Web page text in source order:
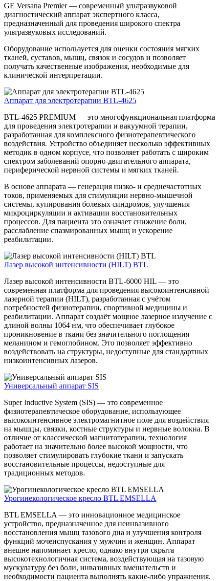
GE Versana Premier — современный ультразвуковой
диагностический аппарат экспертного класса,
предназначенный для проведения широкого спектра
ультразвуковых исследований.
Оборудование используется для оценки состояния мягких
тканей, суставов, мышц, связок и сосудов и позволяет
получать качественные изображения, необходимые для
клинической интерпретации.
Аппарат для электротерапии BTL-4625
BTL-4625 PREMIUM — это многофункциональная платформа
для проведения электротерапии и вакуумной терапии,
разработанная для комплексного физиотерапевтического
воздействия. Устройство объединяет несколько эффективных
методик в одном корпусе, что позволяет работать с широким
спектром заболеваний опорно-двигательного аппарата,
периферической нервной системы и мягких тканей.
В основе аппарата — генерация низко- и среднечастотных
токов, применяемых для стимуляции нервно-мышечной
системы, купирования болевых синдромов, улучшения
микроциркуляции и активации восстановительных
процессов. Для пациента это означает снижение боли,
расслабление спазмированных мышц и ускорение
реабилитации.
Лазер высокой интенсивности (HILT) BTL
Лазер высокой интенсивности BTL-6000 HIL — это
современная платформа для проведения высокоинтенсивной
лазерной терапии (HILT), разработанная с учётом
потребностей физиотерапии, спортивной медицины и
реабилитации. Аппарат создаёт мощное лазерное излучение с
длиной волны 1064 нм, что обеспечивает глубокое
проникновение в ткани без значительного поглощения
меланином и гемоглобином. Это позволяет эффективно
воздействовать на структуры, недоступные для стандартных
низкоинтенсивных лазеров.
Универсальный аппарат SIS
Super Inductive System (SIS) — это современное
физиотерапевтическое оборудование, использующее
высокоинтенсивное электромагнитное поле для воздействия
на мышцы, связки, костные структуры и нервные волокна. В
отличие от классической магнитотерапии, технология
работает на значительно более высокой мощности, что
позволяет стимулировать глубокие ткани и запускать
восстановительные процессы, недоступные для
традиционных методов.
Урогинекологическое кресло BTL EMSELLA
BTL EMSELLA — это инновационное медицинское
устройство, предназначенное для неинвазивного
восстановления мышц тазового дна и улучшения контроля
функций мочеиспускания у мужчин и женщин. Аппарат
внешне напоминает кресло, однако внутри скрыта
высокотехнологичная система, воздействующая на тазовую
мускулатуру без боли, инвазивных вмешательств и
необходимости пациента выполнять какие-либо упражнения.